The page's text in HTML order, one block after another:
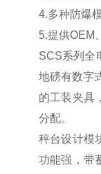
4.多种防爆
5.提供OEM
SCS系列全
地磅有数字
的工装夹具
分配。
秤台设计模
功能强，带